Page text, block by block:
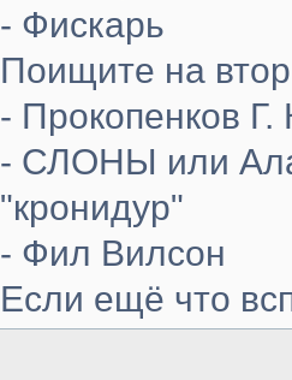
- Фискарь
Поищите на
- Прокопенков Г.
- СЛОНЫ или
"кронидур"
- Фил Вилсон
Если ещё что